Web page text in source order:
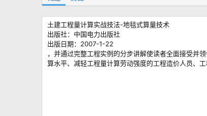
期
土建工程量计算实战技法-地毯式算量技术
出版社：中国电力出版社
出版日期：2007-1-22
，并通过完整工程实例的分步讲解使读者全面接受并
算水平、减轻工程量计算劳动强度的工程造价人员、工